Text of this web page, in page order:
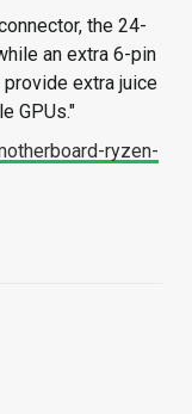
the 24-
an extra 6-pin
extra juice
GPUs."
ryzen-